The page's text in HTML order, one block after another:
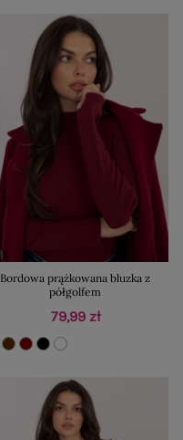
Bordowa prążkowana bluzka z
półgolfem
79,99 zł